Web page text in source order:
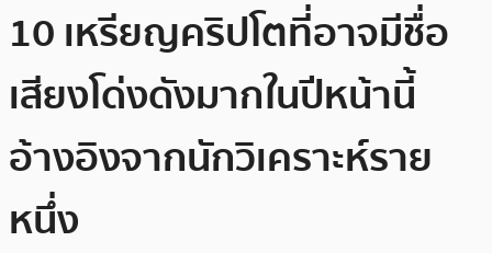
10 เหรียญคริปโตที่อาจมีชื่อ
เสียงโด่งดังมากในปีหน้านี้
อ้างอิงจากนักวิเคราะห์ราย
หนึ่ง